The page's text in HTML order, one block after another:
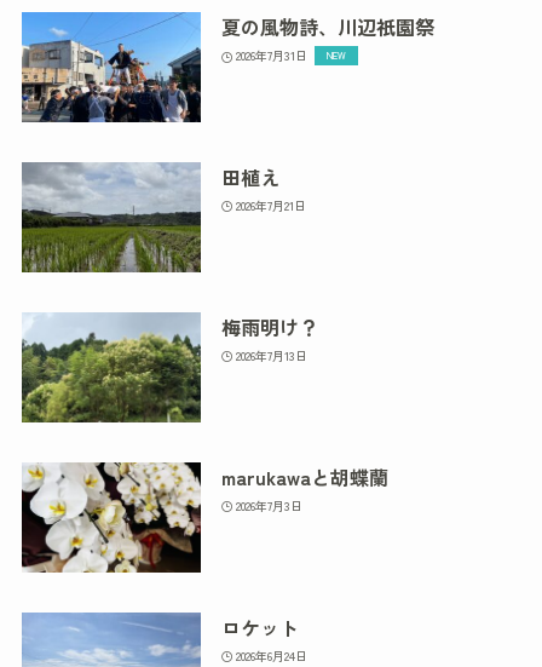
夏の風物詩、川辺祇園祭
2026年7月31日
田植え
2026年7月21日
梅雨明け？
2026年7月13日
marukawaと胡蝶蘭
2026年7月3日
ロケット
2026年6月24日